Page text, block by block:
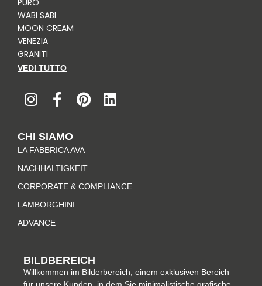
PURO
WABI SABI
MOON CREAM
VENEZIA
GRANITI
VEDI TUTTO
n
s
a
g
r
a
m
a
c
b
o
o
k
-
f
i
n
r
e
s
i
n
n
CHI SIAMO
LA FABBRICA AVA
NACHHALTIGKEIT
CORPORATE & COMPLIANCE
LAMBORGHINI
ADVANCE
BILDBEREICH
Willkommen im Bilderbereich, einem exklusiven Bereich